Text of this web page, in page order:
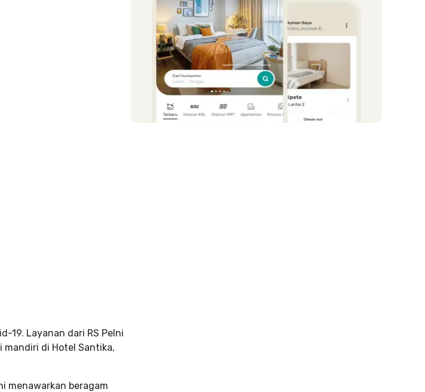
19. Layanan dari RS Pelni
mandiri di Hotel Santika,
menawarkan beragam